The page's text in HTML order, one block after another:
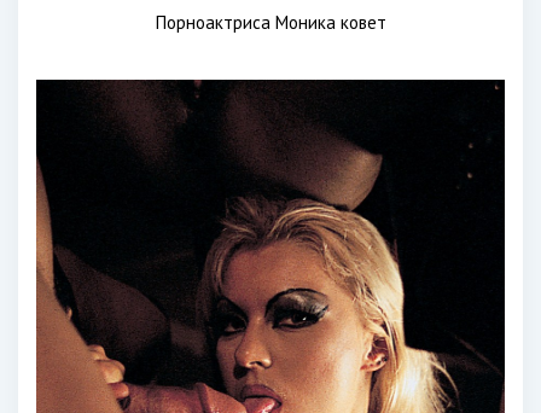
Порноактриса Моника ковет